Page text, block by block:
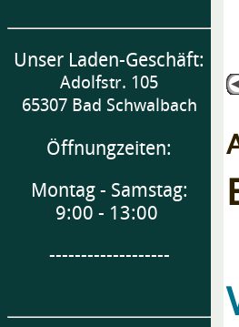
Unser Laden-Geschäft:
Adolfstr. 105
65307 Bad Schwalbach
Öffnungzeiten:
Montag - Samstag:
9:00 - 13:00
-------------------